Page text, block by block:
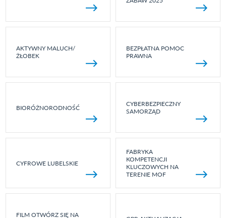
AKTYWNY MALUCH/
ŻŁOBEK
BEZPŁATNA POMOC
PRAWNA
BIORÓŻNORODNOŚĆ
CYBERBEZPIECZNY
SAMORZĄD
CYFROWE LUBELSKIE
FABRYKA
KOMPETENCJI
KLUCZOWYCH NA
TERENIE MOF
FILM OTWÓRZ SIĘ NA